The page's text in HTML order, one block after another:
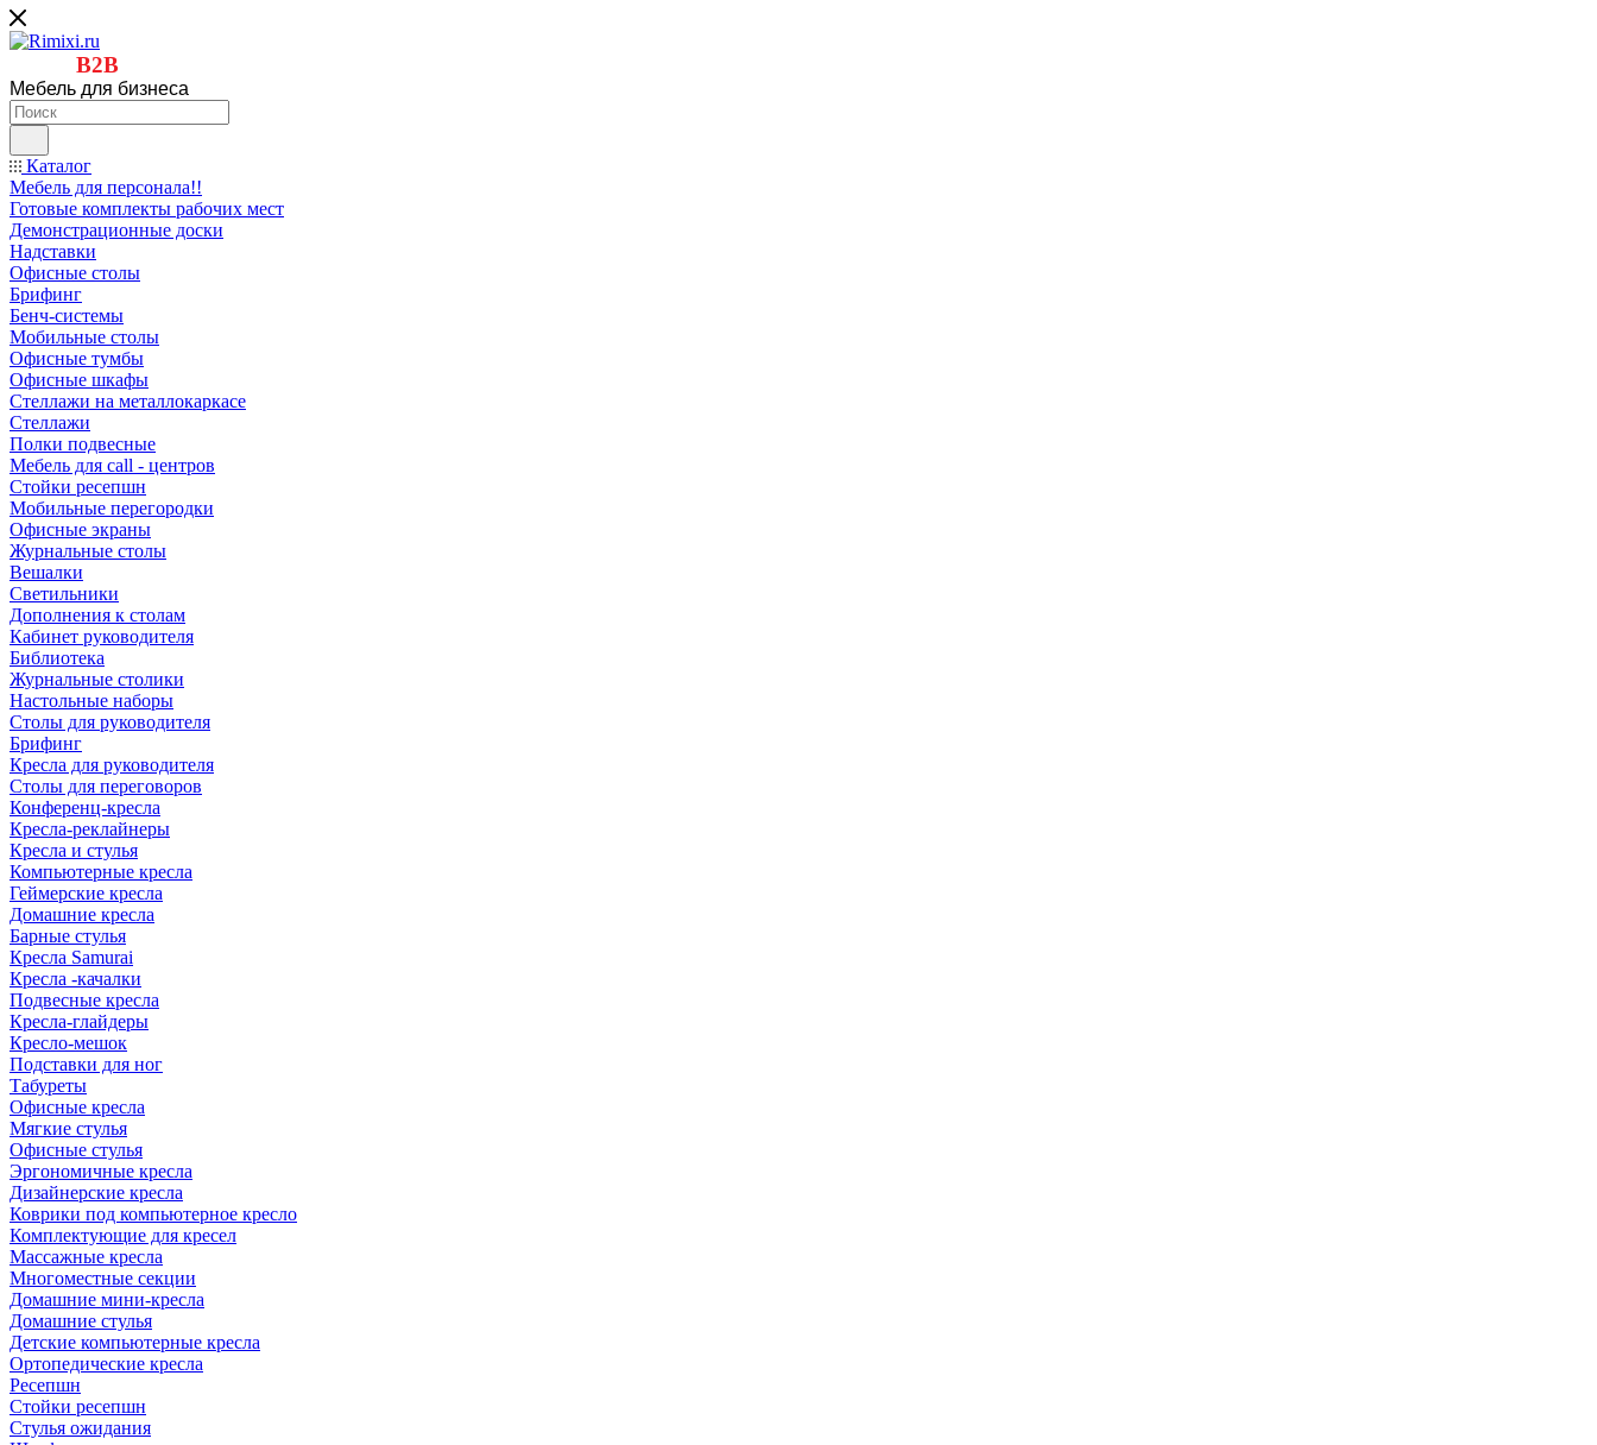
B2B
Мебель для бизнеса
Каталог
Мебель для персонала!!
Готовые комплекты рабочих мест
Демонстрационные доски
Надставки
Офисные столы
Брифинг
Бенч-системы
Мобильные столы
Офисные тумбы
Офисные шкафы
Стеллажи на металлокаркасе
Стеллажи
Полки подвесные
Мебель для call - центров
Стойки ресепшн
Мобильные перегородки
Офисные экраны
Журнальные столы
Вешалки
Светильники
Дополнения к столам
Кабинет руководителя
Библиотека
Журнальные столики
Настольные наборы
Столы для руководителя
Брифинг
Кресла для руководителя
Столы для переговоров
Конференц-кресла
Кресла-реклайнеры
Кресла и стулья
Компьютерные кресла
Геймерские кресла
Домашние кресла
Барные стулья
Кресла Samurai
Кресла -качалки
Подвесные кресла
Кресла-глайдеры
Кресло-мешок
Подставки для ног
Табуреты
Офисные кресла
Мягкие стулья
Офисные стулья
Эргономичные кресла
Дизайнерские кресла
Коврики под компьютерное кресло
Комплектующие для кресел
Массажные кресла
Многоместные секции
Домашние мини-кресла
Домашние стулья
Детские компьютерные кресла
Ортопедические кресла
Ресепшн
Стойки ресепшн
Стулья ожидания